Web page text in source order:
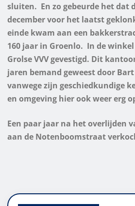
sluiten. En zo gebeurde het dat
december voor het laatst
einde kwam aan een
160 jaar in Groenlo. In de
Grolse VVV gevestigd. Dit
jaren bemand geweest door
vanwege zijn geschiedkundige
en omgeving hier ook weer erg
Een paar jaar na het overlijden
aan de Notenboomstraat